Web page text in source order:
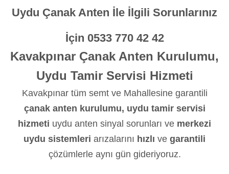
Uydu Çanak Anten İle İlgili Sorunlarınız
İçin 0533 770 42 42
Kavakpınar Çanak Anten Kurulumu,
Uydu Tamir Servisi Hizmeti
Kavakpınar tüm semt ve Mahallesine garantili
çanak anten kurulumu, uydu tamir servisi
hizmeti uydu anten sinyal sorunları ve merkezi
uydu sistemleri arızalarını hızlı ve garantili
çözümlerle aynı gün gideriyoruz.